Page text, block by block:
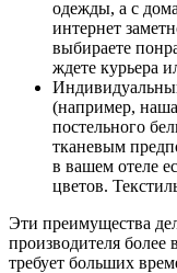
одежды, а с
интернет
выбираете
ждете курьера
(например,
постельного
тканевым
в вашем отеле
цветов.
Эти преимущества
производителя
требует больших